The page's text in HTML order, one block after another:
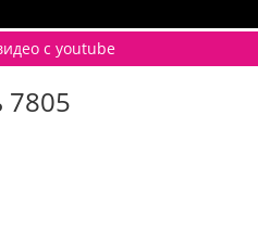
c youtube
7805